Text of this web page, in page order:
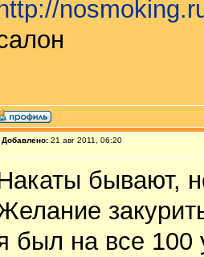
http://
Добавлено: 21 авг 2011, 06:20
бывают,
был на все 100